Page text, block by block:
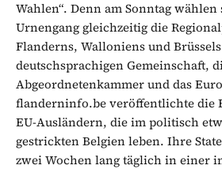
Wahlen“. Denn am Sonntag
Urnengang gleichzeitig die
Flanderns, Walloniens und
deutschsprachigen Gemeinschaft,
Abgeordnetenkammer und das
flanderninfo.be veröffentlichte die
EU-Ausländern, die im politisch
gestrickten Belgien leben. Ihre
zwei Wochen lang täglich in einer